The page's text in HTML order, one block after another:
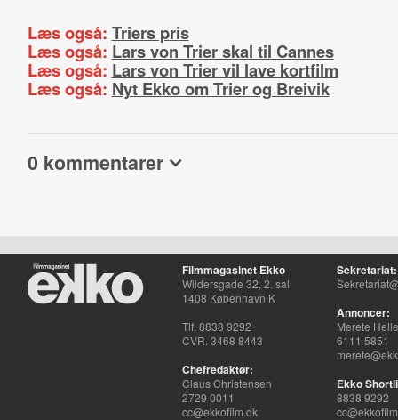
Læs også: Triers pris
Læs også: Lars von Trier skal til Cannes
Læs også: Lars von Trier vil lave kortfilm
Læs også: Nyt Ekko om Trier og Breivik
0 kommentarer
Filmmagasinet Ekko
Wildersgade 32, 2. sal
1408 København K
Tlf. 8838 9292
CVR. 3468 8443
Chefredaktør:
Claus Christensen
2729 0011
cc@ekkofilm.dk
Sekretariat:
Annoncer:
Merete
6111 5851
Ekko
8838 9292